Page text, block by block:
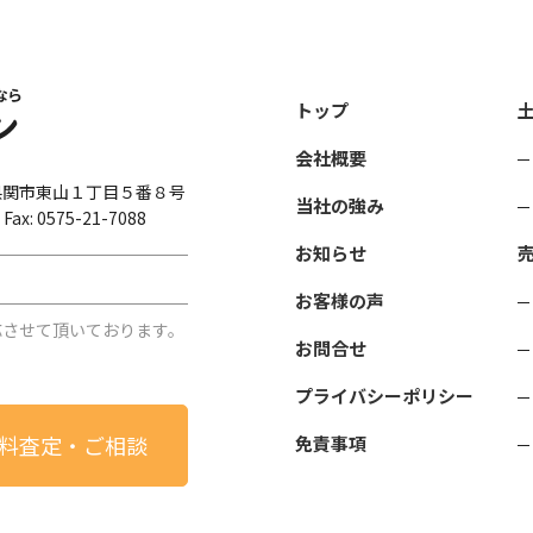
市東山１丁目５番８号
0575-21-7088
せて頂いております。
査定・ご相談
トップ
会社概要
当社の強み
お知らせ
お客様の声
お問合せ
プライバシーポリシー
免責事項